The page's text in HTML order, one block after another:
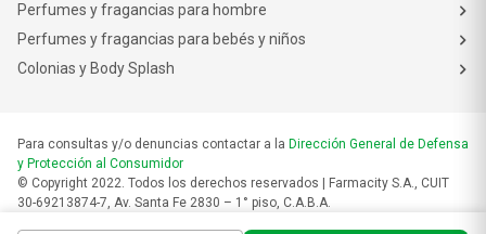
Perfumes y fragancias para hombre
Perfumes y fragancias para bebés y niños
Colonias y Body Splash
Para consultas y/o denuncias contactar a la Dirección General de Defensa
y Protección al Consumidor
© Copyright 2022. Todos los derechos reservados | Farmacity S.A., CUIT
30-69213874-7, Av. Santa Fe 2830 – 1° piso, C.A.B.A.